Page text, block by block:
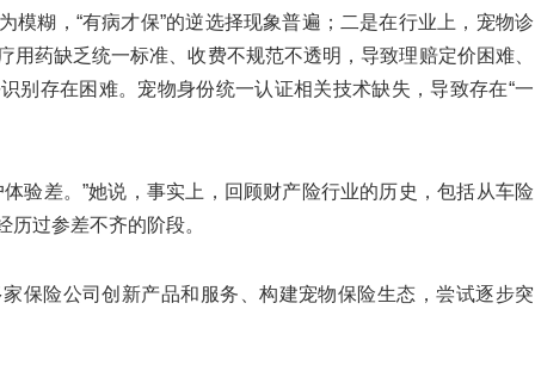
模糊，“有病才保”的逆选择现象普遍；二是在行业上，宠物诊
药缺乏统一标准、收费不规范不透明，导致理赔定价困难、
别存在困难。宠物身份统一认证相关技术缺失，导致存在“一
验差。”她说，事实上，回顾财产险行业的历史，包括从车险
过参差不齐的阶段。
保险公司创新产品和服务、构建宠物保险生态，尝试逐步突